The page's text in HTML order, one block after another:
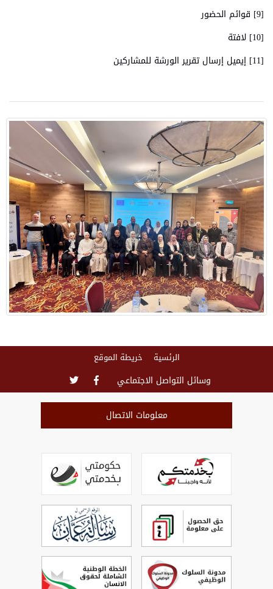
[9] قوائم الحضور
[10] لافتة
[11] إيميل إرسال تقرير الورشة للمشاركين
الرئسية خريطة الموقع
وسائل التواصل الاجتماعي
معلومات الاتصال